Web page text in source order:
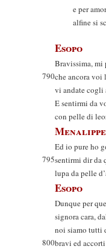
e per
alfine si
Esopo
Bravissima, mi
790che ancora voi
vi andate cogli
E sentirmi da
con pelle di
Menalippe
Ed io pure ho
795sentirmi dir da
lupa da pelle
Esopo
Dunque per
signora cara,
noi siamo tutti
800bravi ed